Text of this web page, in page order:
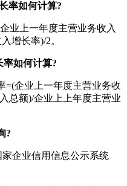
率如何计算?
业上一年度主营业务收入
增长率)/2。
率如何计算?
=(企业上一年度主营业务收
总额)/企业上上年度主营业
?
企业信用信息公示系统